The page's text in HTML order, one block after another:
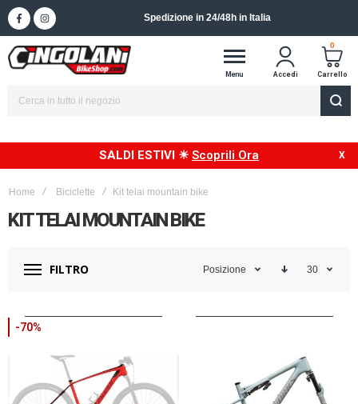
Spedizione in 24/48h in Italia
Menu Accedi
0
Carrello
SALDI ESTIVI ☀ Scoprili Ora
Home Biciclette Kit telai mountain bike
KIT TELAI MOUNTAIN BIKE
FILTRO Posizione 30
-70%